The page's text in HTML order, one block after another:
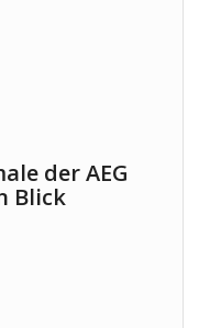
der AEG
Blick